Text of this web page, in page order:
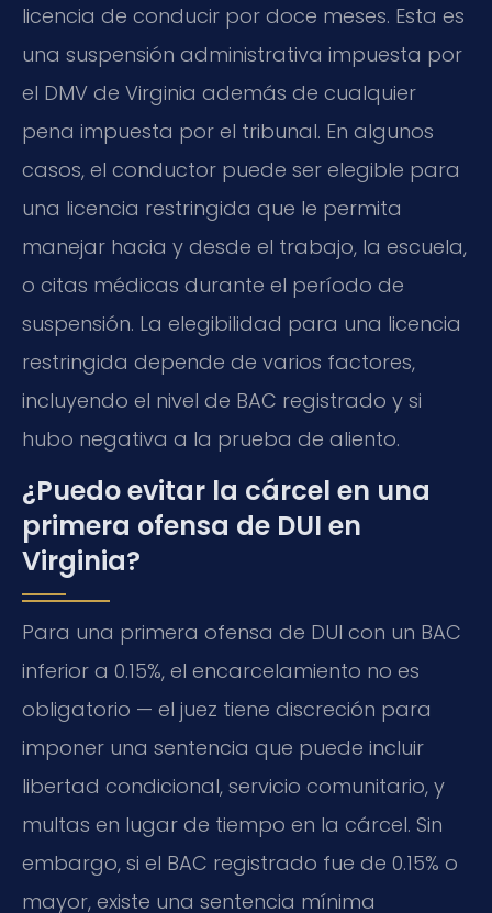
licencia de conducir por doce meses. Esta es
una suspensión administrativa impuesta por
el DMV de Virginia además de cualquier
pena impuesta por el tribunal. En algunos
casos, el conductor puede ser elegible para
una licencia restringida que le permita
manejar hacia y desde el trabajo, la escuela,
o citas médicas durante el período de
suspensión. La elegibilidad para una licencia
restringida depende de varios factores,
incluyendo el nivel de BAC registrado y si
hubo negativa a la prueba de aliento.
¿Puedo evitar la cárcel en una
primera ofensa de DUI en
Virginia?
Para una primera ofensa de DUI con un BAC
inferior a 0.15%, el encarcelamiento no es
obligatorio — el juez tiene discreción para
imponer una sentencia que puede incluir
libertad condicional, servicio comunitario, y
multas en lugar de tiempo en la cárcel. Sin
embargo, si el BAC registrado fue de 0.15% o
mayor, existe una sentencia mínima